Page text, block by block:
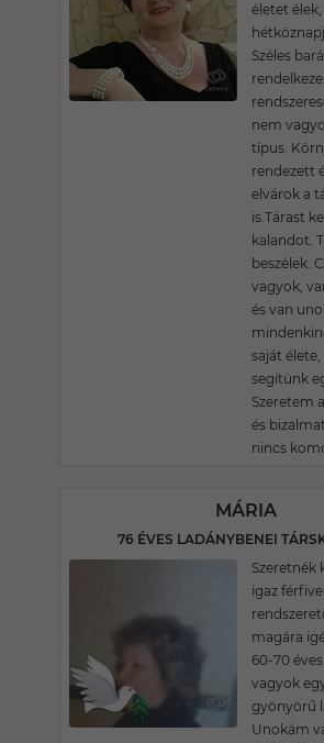
életet
Széles
nem
típus.
rendezett
elvárok a
is.Tárast
kalandot.
beszélek.
vagyok,
és van
saját
segítünk
Szeretem
és
nincs
MÁRIA
76 ÉVES LADÁNYBENEI
Szeretnék
igaz
magára
60-70
vagyok
gyönyörű
Unokám